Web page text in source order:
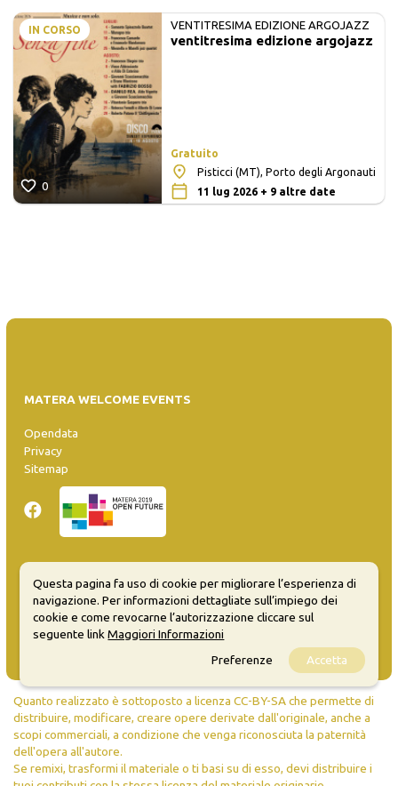
IN CORSO
0
VENTITRESIMA EDIZIONE ARGOJAZZ
ventitresima edizione argojazz
Gratuito
Pisticci (MT), Porto degli Argonauti
11 lug 2026 + 9 altre date
MATERA WELCOME EVENTS
Opendata
Privacy
Sitemap
Inserisci evento
Guida
FAQ
info@materaevents.it
Quanto realizzato è sottoposto a licenza CC-BY-SA che permette di
distribuire, modificare, creare opere derivate dall'originale, anche a
scopi commerciali, a condizione che venga riconosciuta la paternità
dell'opera all'autore.
Se remixi, trasformi il materiale o ti basi su di esso, devi distribuire i
Questa pagina fa uso di cookie per migliorare l’esperienza di
navigazione. Per informazioni dettagliate sull’impiego dei
cookie e come revocarne l’autorizzazione cliccare sul
seguente linkMaggiori Informazioni
Preferenze
Accetta